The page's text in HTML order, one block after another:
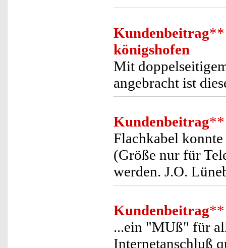
Kundenbeitrag**
königshofen
Mit
angebracht ist
Kundenbeitrag**
Flachkabel
(Größe nur für
werden. J.O.
Kundenbeitrag**
...ein "MUß" für
Internetanschluß